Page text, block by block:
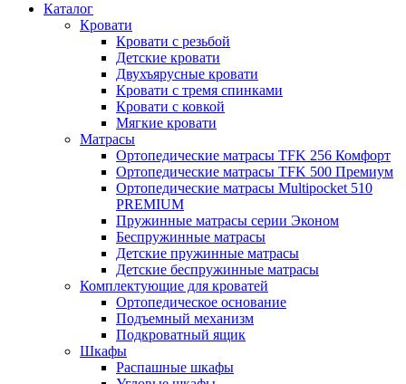
Каталог
Кровати
Кровати с резьбой
Детские кровати
Двухъярусные кровати
Кровати с тремя спинками
Кровати с ковкой
Мягкие кровати
Матрасы
Ортопедические матрасы TFK 256 Комфорт
Ортопедические матрасы TFK 500 Премиум
Ортопедические матрасы Multipocket 510
PREMIUM
Пружинные матрасы серии Эконом
Беспружинные матрасы
Детские пружинные матрасы
Детские беспружинные матрасы
Комплектующие для кроватей
Ортопедическое основание
Подъемный механизм
Подкроватный ящик
Шкафы
Распашные шкафы